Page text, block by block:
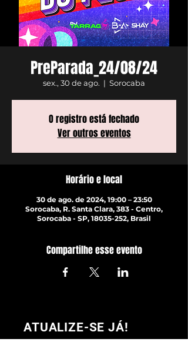
PreParada_24/08/24
sex., 30 de ago.
  |
Sorocaba
O registro está fechado
Ver outros eventos
Horário e local
30 de ago. de 2024, 19:00 – 23:50
Sorocaba, R. Santa Clara, 383 - Centro,
Sorocaba - SP, 18035-252, Brasil
Compartilhe esse evento
ATUALIZE-SE JÁ!